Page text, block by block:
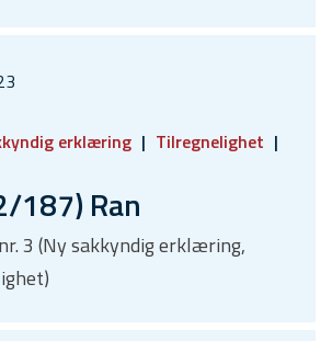
erklæring
Tilregnelighet
187) Ran
3 (Ny sakkyndig erklæring,